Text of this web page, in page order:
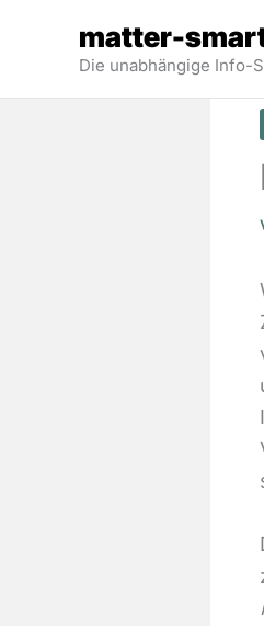
springen
matter-
Die unabhängige Info-